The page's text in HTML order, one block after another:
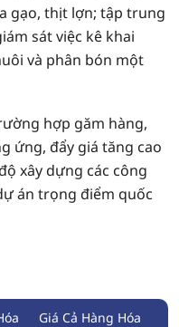
gạo, thịt lợn; tập trung
sát việc kê khai
và phân bón một
hợp găm hàng,
ứng, đẩy giá tăng cao
xây dựng các công
án trọng điểm quốc
Giá Cả Hàng Hóa